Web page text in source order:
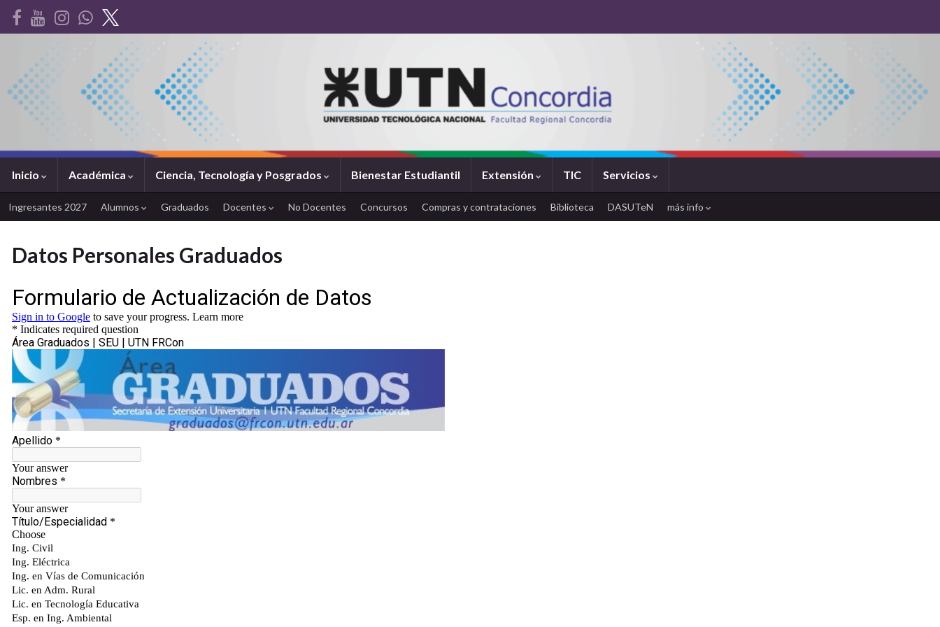
Inicio Académica Ciencia, Tecnología y Posgrados Bienestar Estudiantil Extensión TIC Servicios
Ingresantes 2027 Alumnos Graduados Docentes No Docentes Concursos Compras y contrataciones Biblioteca DASUTeN más info
Datos Personales Graduados